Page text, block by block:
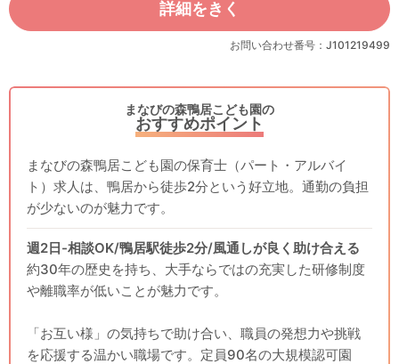
詳細をきく
お問い合わせ番号：J101219499
まなびの森鴨居こども園の
おすすめポイント
まなびの森鴨居こども園の保育士（パート・アルバイ
ト）求人は、鴨居から徒歩2分という好立地。通勤の負担
が少ないのが魅力です。
週2日-相談OK/鴨居駅徒歩2分/風通しが良く助け合える
約30年の歴史を持ち、大手ならではの充実した研修制度
や離職率が低いことが魅力です。
「お互い様」の気持ちで助け合い、職員の発想力や挑戦
を応援する温かい職場です。定員90名の大規模認可園